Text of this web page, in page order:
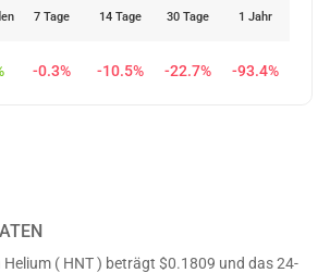
7 Tage 14 Tage 30 Tage 1 Jahr
-0.3% -10.5% -22.7% -93.4%
Helium ( HNT ) beträgt $0.1809 und das 24-